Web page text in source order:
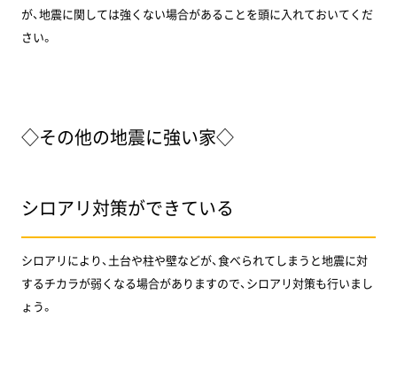
が、地震に関しては強くない場合があることを頭に入れておいてくだ
さい。
◇その他の地震に強い家◇
シロアリ対策ができている
シロアリにより、土台や柱や壁などが、食べられてしまうと地震に対
するチカラが弱くなる場合がありますので、シロアリ対策も行いまし
ょう。